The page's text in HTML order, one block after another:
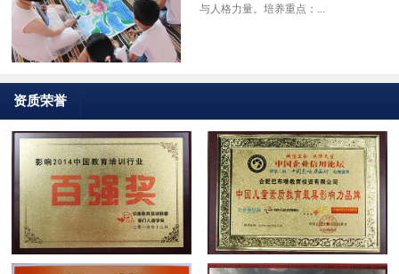
与人格力量。培养重点：...
资质荣誉